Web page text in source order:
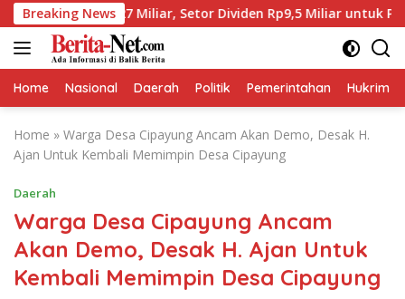
Skip
to
content
Breaking News
Miliar, Setor Dividen Rp9,5 Miliar untuk PAD
Home Nasional Daerah Politik Pemerintahan Hukrim
Home » Warga Desa Cipayung Ancam Akan Demo, Desak H.
Ajan Untuk Kembali Memimpin Desa Cipayung
Daerah
Warga Desa Cipayung Ancam
Akan Demo, Desak H. Ajan Untuk
Kembali Memimpin Desa Cipayung